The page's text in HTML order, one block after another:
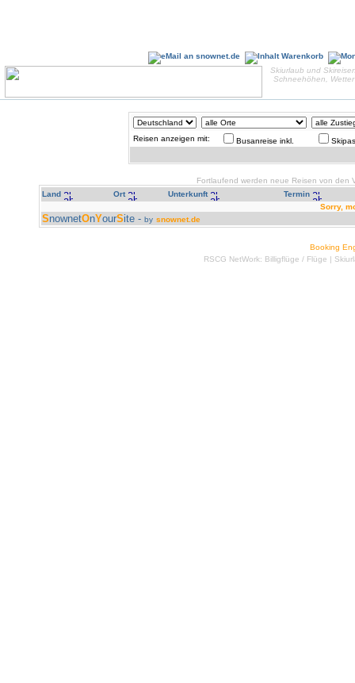
Skiurlaub und
Schneehöhen,
Reisen anzeigen mit: Busanreise inkl.
Fortlaufend werden neue Reisen von den
Land
Ort Unterkunft
Termin
Sorry,
SnownetOnYourSite - by snownet.de
Booking
RSCG NetWork: Billigflüge / Flüge |